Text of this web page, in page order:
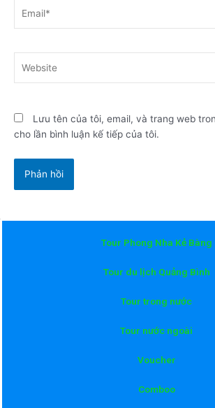
Lưu tên của tôi, email, và trang web
cho lần bình luận kế tiếp của tôi.
Tour Phong Nha Kẻ Bàng
Tour du lịch Quảng Bình
Tour trong nước
Tour nước ngoài
Voucher
Comboo